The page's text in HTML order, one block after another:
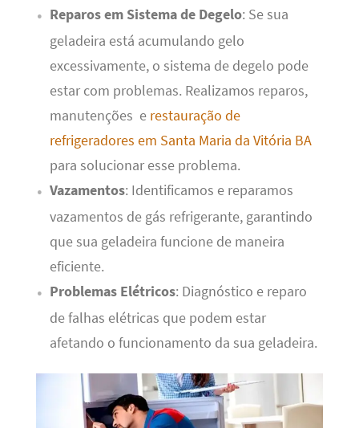
Reparos em Sistema de Degelo: Se sua
geladeira está acumulando gelo
excessivamente, o sistema de degelo pode
estar com problemas. Realizamos reparos,
manutenções e restauração de
refrigeradores em Santa Maria da Vitória BA
para solucionar esse problema.
Vazamentos: Identificamos e reparamos
vazamentos de gás refrigerante, garantindo
que sua geladeira funcione de maneira
eficiente.
Problemas Elétricos: Diagnóstico e reparo
de falhas elétricas que podem estar
afetando o funcionamento da sua geladeira.